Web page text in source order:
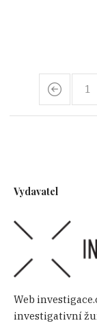
1
Vydavatel
Web
investigativní